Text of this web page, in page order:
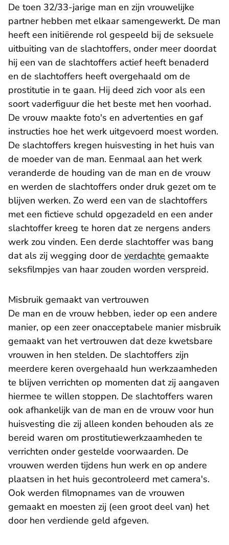
De toen 32/33-jarige man en zijn vrouwelijke
partner hebben met elkaar samengewerkt. De man
heeft een initiërende rol gespeeld bij de seksuele
uitbuiting van de slachtoffers, onder meer doordat
hij een van de slachtoffers actief heeft benaderd
en de slachtoffers heeft overgehaald om de
prostitutie in te gaan. Hij deed zich voor als een
soort vaderfiguur die het beste met hen voorhad.
De vrouw maakte foto's en advertenties en gaf
instructies hoe het werk uitgevoerd moest worden.
De slachtoffers kregen huisvesting in het huis van
de moeder van de man. Eenmaal aan het werk
veranderde de houding van de man en de vrouw
en werden de slachtoffers onder druk gezet om te
blijven werken. Zo werd een van de slachtoffers
met een fictieve schuld opgezadeld en een ander
slachtoffer kreeg te horen dat ze nergens anders
werk zou vinden. Een derde slachtoffer was bang
dat als zij wegging door de verdachte gemaakte
seksfilmpjes van haar zouden worden verspreid.
Misbruik gemaakt van vertrouwen
De man en de vrouw hebben, ieder op een andere
manier, op een zeer onacceptabele manier misbruik
gemaakt van het vertrouwen dat deze kwetsbare
vrouwen in hen stelden. De slachtoffers zijn
meerdere keren overgehaald hun werkzaamheden
te blijven verrichten op momenten dat zij aangaven
hiermee te willen stoppen. De slachtoffers waren
ook afhankelijk van de man en de vrouw voor hun
huisvesting die zij alleen konden behouden als ze
bereid waren om prostitutiewerkzaamheden te
verrichten onder gestelde voorwaarden. De
vrouwen werden tijdens hun werk en op andere
plaatsen in het huis gecontroleerd met camera's.
Ook werden filmopnames van de vrouwen
gemaakt en moesten zij (een groot deel van) het
door hen verdiende geld afgeven.